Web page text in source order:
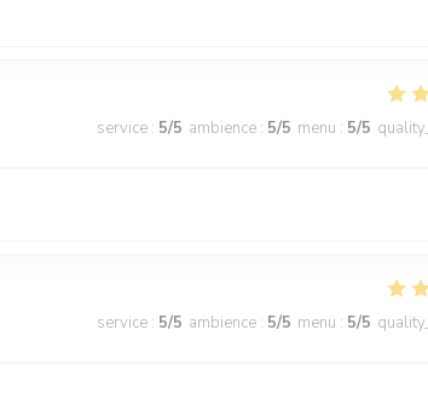
service : 5/5 ambience : 5/5 menu : 5/5
service : 5/5 ambience : 5/5 menu : 5/5